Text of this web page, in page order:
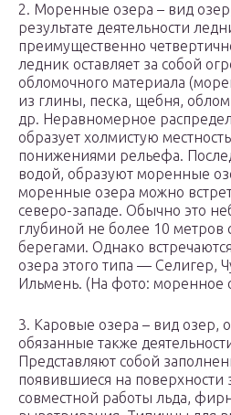
2. Моренные озера – вид
результате деятельности
преимущественно
ледник оставляет за собой
обломочного материала
из глины, песка, щебня,
др. Неравномерное
образует холмистую
понижениями рельефа.
водой, образуют моренные
моренные озера можно
северо-западе. Обычно это
глубиной не более 10
берегами. Однако
озера этого типа — Селигер,
Ильмень. (На фото: моренное
3. Каровые озера – вид озер,
обязанные также
Представляют собой
появившиеся на поверхности
совместной работы льда,